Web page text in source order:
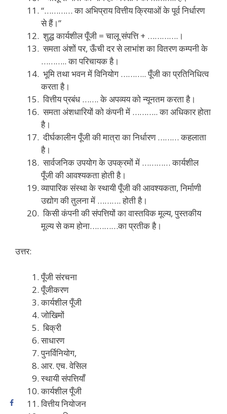
“………… का अभिप्राय वित्तीय क्रियाओं के पूर्व निर्धारण
से हैं।”
शुद्ध कार्यशील पूँजी = चालू संपत्ति + ………….।
समता अंशों पर, ऊँची दर से लाभांश का वितरण कम्पनी के
……….. का परिचायक है।
भूमि तथा भवन में विनियोग ……….. पूँजी का प्रतिनिधित्व
करता है।
वित्तीय प्रबंध ……. के अपव्यय को न्यूनतम करता है।
समता अंशधारियों को कंपनी में ……….. का अधिकार होता
है।
दीर्घकालीन पूँजी की मात्रा का निर्धारण ……… कहलाता
है।
सार्वजनिक उपयोग के उपक्रमों में ………… कार्यशील
पूँजी की आवश्यकता होती है।
व्यापारिक संस्था के स्थायी पूँजी की आवश्यकता, निर्माणी
उद्योग की तुलना में ………. होती है।
किसी कंपनी की संपत्तियों का वास्तविक मूल्य, पुस्तकीय
मूल्य से कम होना…………का प्रतीक है।
उत्तर:
पूँजी संरचना
पूँजीकरण
कार्यशील पूँजी
जोखिमों
बिक्री
साधारण
पुनर्विनियोग,
आर. एच. वेसिल
स्थायी संपत्तियाँ
कार्यशील पूँजी
वित्तीय नियोजन